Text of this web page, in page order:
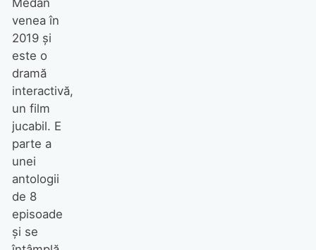
Medan
venea în
2019 şi
este o
dramă
interactivă,
un film
jucabil. E
parte a
unei
antologii
de 8
episoade
şi se